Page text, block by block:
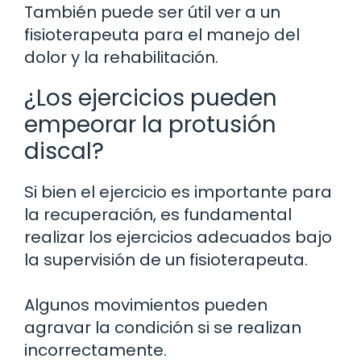
También puede ser útil ver a un
fisioterapeuta para el manejo del
dolor y la rehabilitación.
¿Los ejercicios pueden
empeorar la protusión
discal?
Si bien el ejercicio es importante para
la recuperación, es fundamental
realizar los ejercicios adecuados bajo
la supervisión de un fisioterapeuta.
Algunos movimientos pueden
agravar la condición si se realizan
incorrectamente.